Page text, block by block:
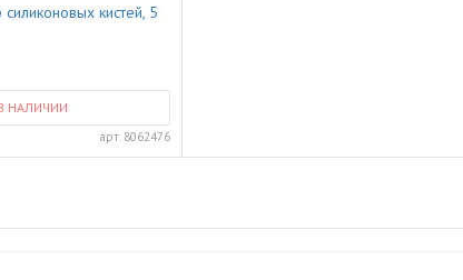
кистей, 5
НАЛИЧИИ
арт. 8062476